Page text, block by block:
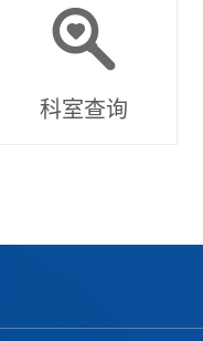
科室查询